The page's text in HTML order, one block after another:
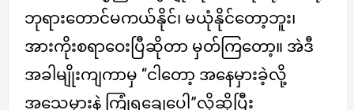
ဘုရားတောင်မကယ်နိုင်၊ မယုံနိုင်တော့ဘူး၊
အားကိုးစရာဝေးပြီဆိုတာ မှတ်ကြတော့။ အဲဒီ
အခါမျိုးကျကာမှ “ငါတော့ အနေမှားခဲ့လို့
အသေမှားနဲ့ ကြုံရချေပေါ့”လို့ဆိုပြီး